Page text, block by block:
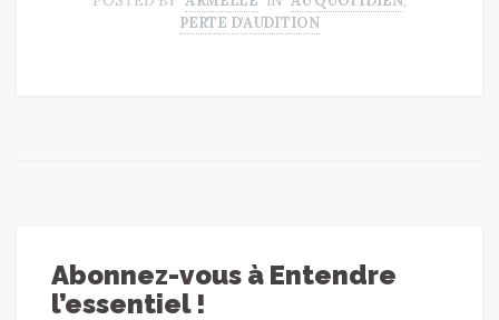
PERTE D'AUDITION
Abonnez-vous à Entendre
l’essentiel !